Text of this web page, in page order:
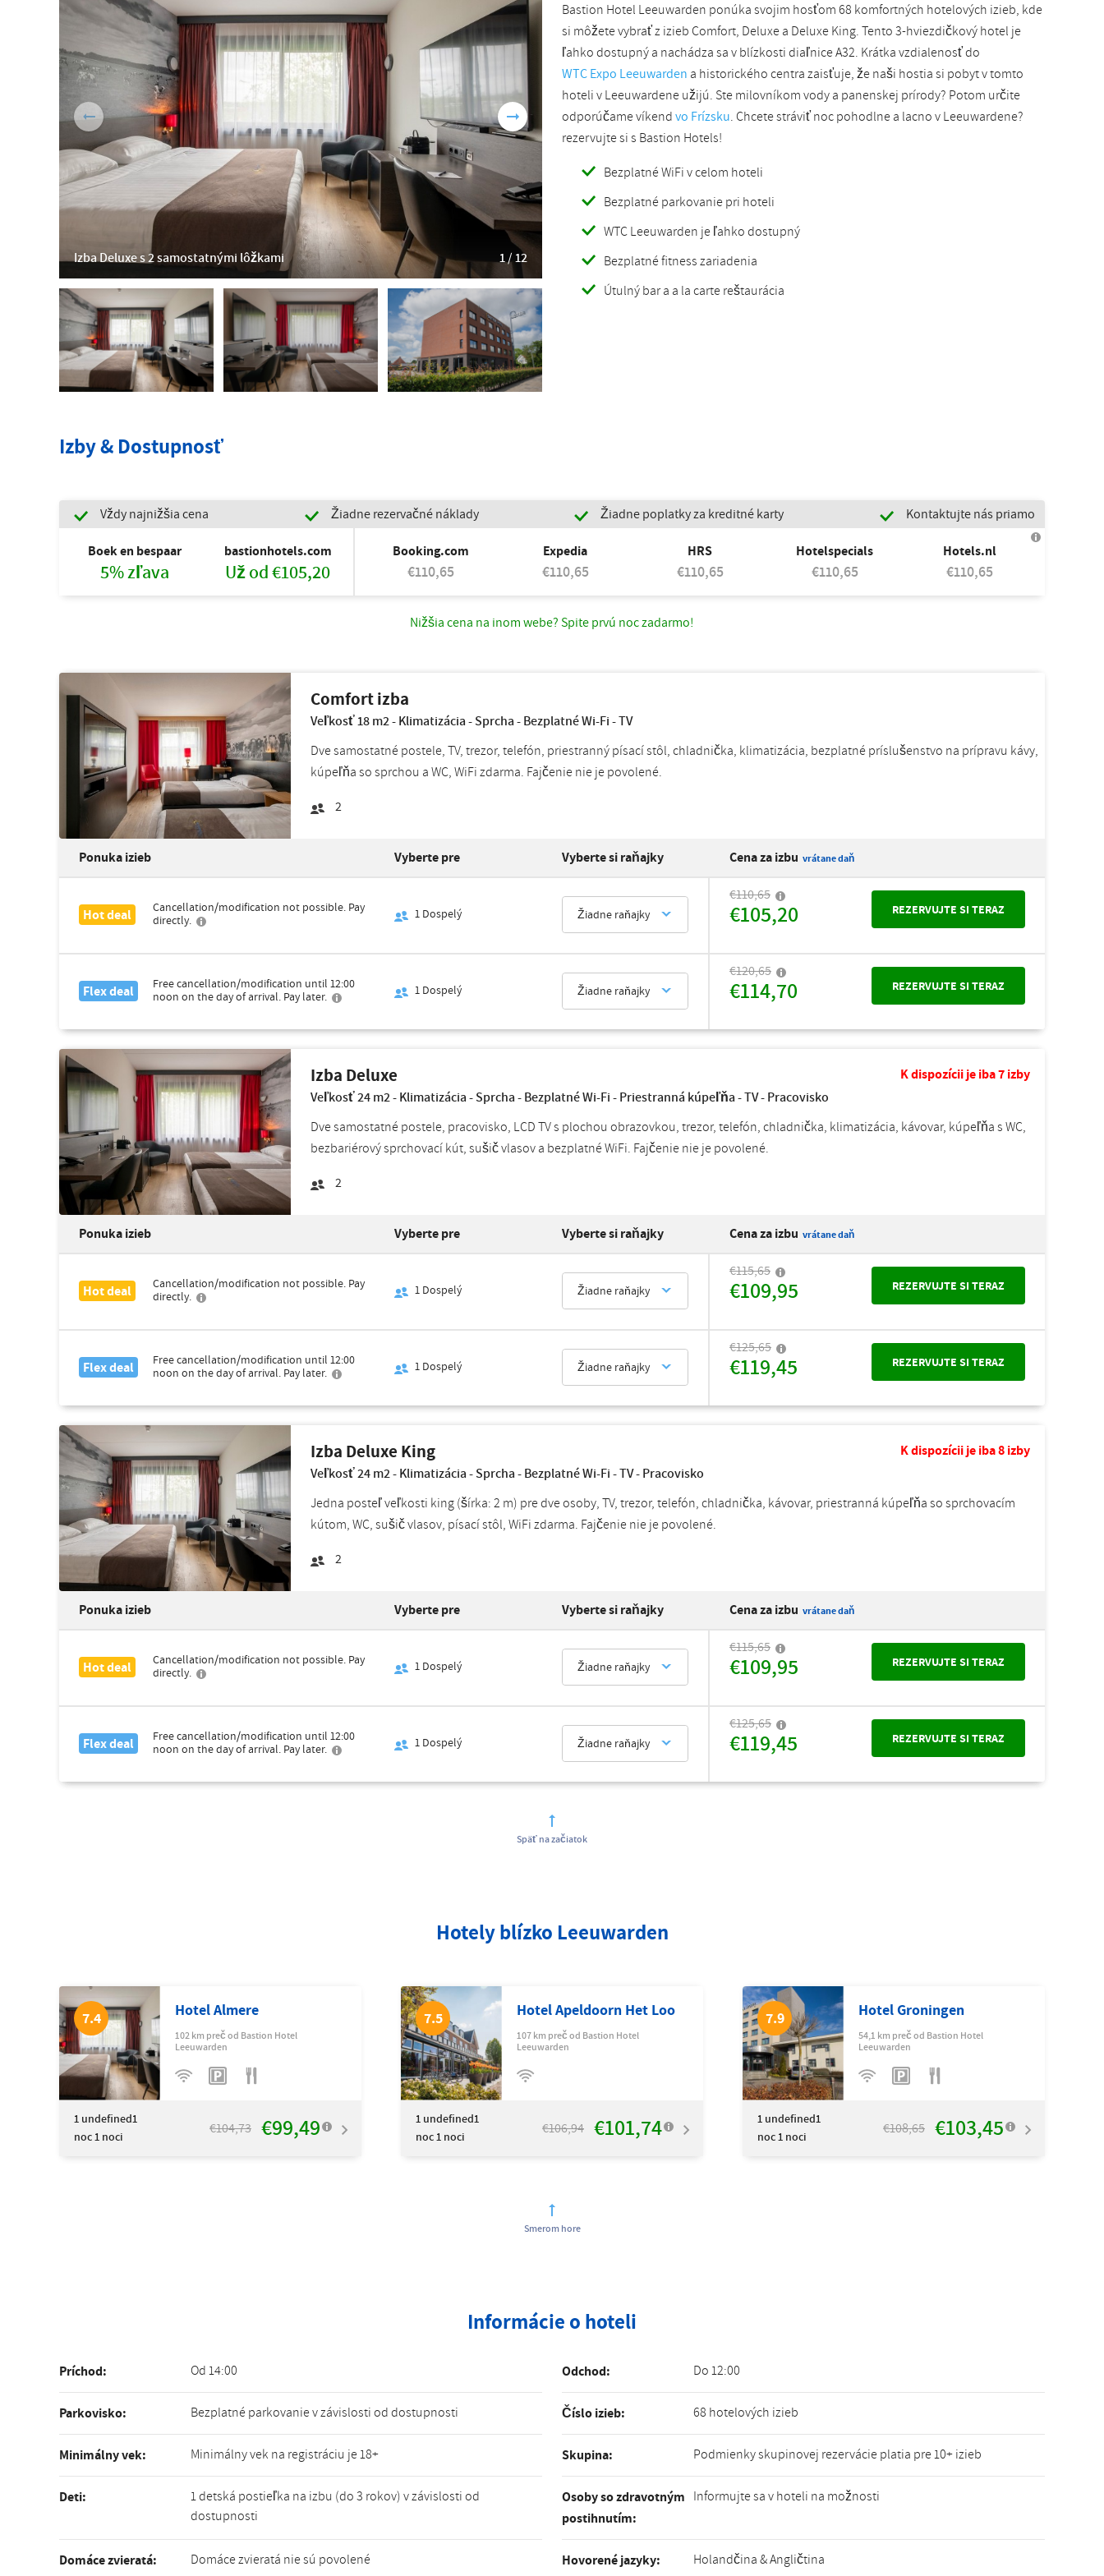
Romanian Turkish Slovak
Izba Deluxe s 2 samostatnými lôžkami 1 / 12
Bastion Hotel Leeuwarden ponúka svojim hosťom 68 komfortných hotelových izieb, kde
si môžete vybrať z izieb Comfort, Deluxe a Deluxe King. Tento 3-hviezdičkový hotel je
ľahko dostupný a nachádza sa v blízkosti diaľnice A32. Krátka vzdialenosť do
WTC Expo Leeuwarden a historického centra zaisťuje, že naši hostia si pobyt v tomto
hoteli v Leeuwardene užijú. Ste milovníkom vody a panenskej prírody? Potom určite
odporúčame víkendvo Frízsku. Chcete stráviť noc pohodlne a lacno v Leeuwardene?
rezervujte si s Bastion Hotels!
Bezplatné WiFi v celom hoteli
Bezplatné parkovanie pri hoteli
WTC Leeuwarden je ľahko dostupný
Bezplatné fitness zariadenia
Útulný bar a a la carte reštaurácia
Izby & Dostupnosť
Vždy najnižšia cena Žiadne rezervačné náklady Žiadne poplatky za kreditné karty Kontaktujte nás priamo
Boek en bespaar
5% zľava
bastionhotels.com
Už od €105,20
Booking.com
€110,65
Expedia
€110,65
HRS
€110,65
Hotelspecials
€110,65
Hotels.nl
€110,65
Nižšia cena na inom webe? Spite prvú noc zadarmo!
Comfort izba
Veľkosť 18 m2 - Klimatizácia - Sprcha - Bezplatné Wi-Fi - TV
Dve samostatné postele, TV, trezor, telefón, priestranný písací stôl, chladnička, klimatizácia, bezplatné príslušenstvo na prípravu kávy,
kúpeľňa so sprchou a WC, WiFi zdarma. Fajčenie nie je povolené.
2
Ponuka izieb Vyberte pre Vyberte si raňajky Cena za izbu vrátane daň
Hot deal
Cancellation/modification not possible. Pay
directly.
1 Dospelý Žiadne raňajky
€110,65
€105,20 REZERVUJTE SI TERAZ
Flex deal
Free cancellation/modification until 12:00
noon on the day of arrival. Pay later.
1 Dospelý Žiadne raňajky
€120,65
€114,70 REZERVUJTE SI TERAZ
Izba Deluxe
Veľkosť 24 m2 - Klimatizácia - Sprcha - Bezplatné Wi-Fi - Priestranná kúpeľňa - TV - Pracovisko
Dve samostatné postele, pracovisko, LCD TV s plochou obrazovkou, trezor, telefón, chladnička, klimatizácia, kávovar, kúpeľňa s WC,
bezbariérový sprchovací kút, sušič vlasov a bezplatné WiFi. Fajčenie nie je povolené.
2
K dispozícii je iba 7 izby
Ponuka izieb Vyberte pre Vyberte si raňajky Cena za izbu vrátane daň
Hot deal
Cancellation/modification not possible. Pay
directly.
1 Dospelý Žiadne raňajky
€115,65
€109,95 REZERVUJTE SI TERAZ
Flex deal
Free cancellation/modification until 12:00
noon on the day of arrival. Pay later.
1 Dospelý Žiadne raňajky
€125,65
€119,45 REZERVUJTE SI TERAZ
Izba Deluxe King
Veľkosť 24 m2 - Klimatizácia - Sprcha - Bezplatné Wi-Fi - TV - Pracovisko
Jedna posteľ veľkosti king (šírka: 2 m) pre dve osoby, TV, trezor, telefón, chladnička, kávovar, priestranná kúpeľňa so sprchovacím
kútom, WC, sušič vlasov, písací stôl, WiFi zdarma. Fajčenie nie je povolené.
2
K dispozícii je iba 8 izby
Ponuka izieb Vyberte pre Vyberte si raňajky Cena za izbu vrátane daň
Hot deal
Cancellation/modification not possible. Pay
directly.
1 Dospelý Žiadne raňajky
€115,65
€109,95 REZERVUJTE SI TERAZ
Flex deal
Free cancellation/modification until 12:00
noon on the day of arrival. Pay later.
1 Dospelý Žiadne raňajky
€125,65
€119,45 REZERVUJTE SI TERAZ
Späť na začiatok
Hotely blízko Leeuwarden
7.4 Hotel Almere
102 km preč od Bastion Hotel
Leeuwarden
1 undefined1
noc 1 noci
€104,73 €99,49
7.5 Hotel Apeldoorn Het Loo
107 km preč od Bastion Hotel
Leeuwarden
1 undefined1
noc 1 noci
€106,94 €101,74
7.9 Hotel Groningen
54,1 km preč od Bastion Hotel
Leeuwarden
1 undefined1
noc 1 noci
€108,65 €103,45
Smerom hore
Informácie o hoteli
Príchod: Od 14:00 Odchod: Do 12:00
Parkovisko: Bezplatné parkovanie v závislosti od dostupnosti Číslo izieb: 68 hotelových izieb
Minimálny vek: Minimálny vek na registráciu je 18+ Skupina: Podmienky skupinovej rezervácie platia pre 10+ izieb
Deti:
1 detská postieľka na izbu (do 3 rokov) v závislosti od
dostupnosti
Osoby so zdravotným
postihnutím:
Informujte sa v hoteli na možnosti
Domáce zvieratá: Domáce zvieratá nie sú povolené Hovorené jazyky: Holandčina & Angličtina